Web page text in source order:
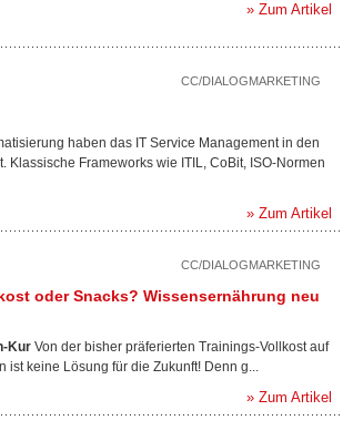
» Zum Artikel
CC/DIALOGMARKETING
haben das IT Service Management in den
Klassische Frameworks wie ITIL, CoBit, ISO-Normen
» Zum Artikel
CC/DIALOGMARKETING
oder Snacks? Wissensernährung neu
Kur Von der bisher präferierten Trainings-Vollkost auf
ist keine Lösung für die Zukunft! Denn g...
» Zum Artikel